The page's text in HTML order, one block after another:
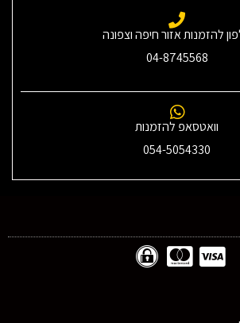
להזמנות אזור חיפה וצפונה
04-8745568
וואטסאפ להזמנות
054-5054330